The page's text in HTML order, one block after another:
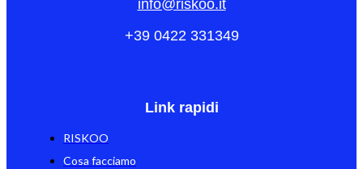
info@riskoo.it
+39 0422 331349
Link rapidi
RISKOO
Cosa facciamo